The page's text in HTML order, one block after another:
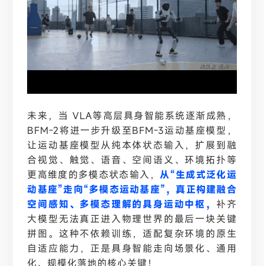
未来，当 VLA等高层具身智能系统逐渐成熟，
BFM-2将进一步升级至BFM-3运动基座模型，
让运动基座模型从纯本体状态输入，扩展到融
合视觉、触觉、语音、空间语义、环境拓扑等
更高维度的多模态状态输入，从“生成式泛化运
动基座”走向“多模态运动基座”，真正构建融合
空间感知、多模态理解的具身运动中枢， 补齐
大模型无法真正进入物理世界的最后一块关键
拼图。这种不依赖训练，适配复杂环境的原生
自适应能力，正是具身智能走向场景化、通用
化、规模化落地的核心关键！